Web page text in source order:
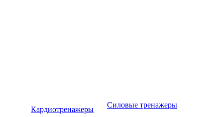
Кардиотренажеры
Силовые тренажеры